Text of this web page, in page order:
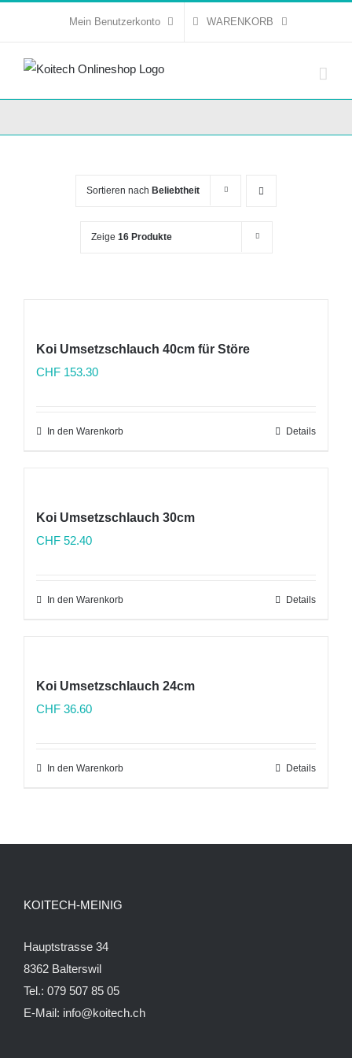
Mein Benutzerkonto WARENKORB
Sortieren nach Beliebtheit
Zeige 16 Produkte
Koi Umsetzschlauch 40cm für Störe
CHF 153.30
In den Warenkorb Details
Koi Umsetzschlauch 30cm
CHF 52.40
In den Warenkorb Details
Koi Umsetzschlauch 24cm
CHF 36.60
In den Warenkorb Details
KOITECH-MEINIG
Hauptstrasse 34
8362 Balterswil
Tel.: 079 507 85 05
E-Mail: info@koitech.ch